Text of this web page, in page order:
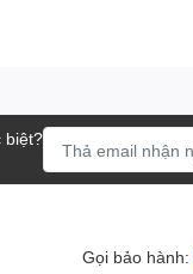
biệt?
Gọi bảo hành: